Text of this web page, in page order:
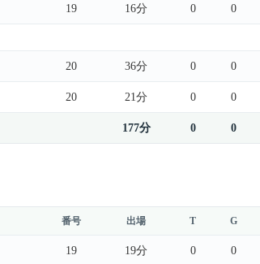
19 16分 0 0
20 36分 0 0
20 21分 0 0
177分 0 0
番号 出場 T G
19 19分 0 0